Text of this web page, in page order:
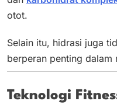
otot.
Selain itu, hidrasi juga
berperan penting dalam
Teknologi